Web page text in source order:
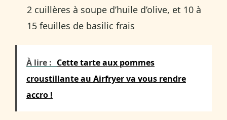
2 cuillères à soupe d’huile d’olive, et 10 à
15 feuilles de basilic frais
À lire : Cette tarte aux pommes
croustillante au Airfryer va vous rendre
accro !